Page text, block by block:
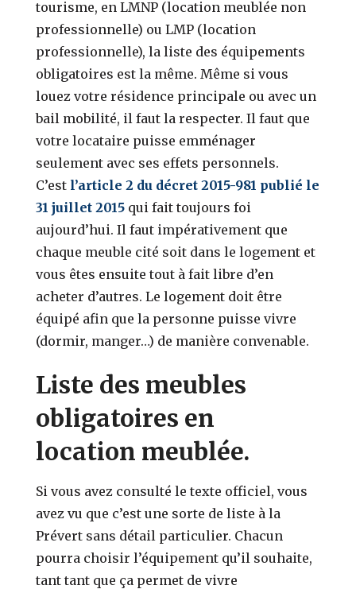
tourisme, en LMNP (location meublée non
professionnelle) ou LMP (location
professionnelle), la liste des équipements
obligatoires est la même. Même si vous
louez votre résidence principale ou avec un
bail mobilité, il faut la respecter. Il faut que
votre locataire puisse emménager
seulement avec ses effets personnels.
C’est l’article 2 du décret 2015-981 publié le
31 juillet 2015 qui fait toujours foi
aujourd’hui. Il faut impérativement que
chaque meuble cité soit dans le logement et
vous êtes ensuite tout à fait libre d’en
acheter d’autres. Le logement doit être
équipé afin que la personne puisse vivre
(dormir, manger…) de manière convenable.
Liste des meubles
obligatoires en
location meublée.
Si vous avez consulté le texte officiel, vous
avez vu que c’est une sorte de liste à la
Prévert sans détail particulier. Chacun
pourra choisir l’équipement qu’il souhaite,
tant tant que ça permet de vivre